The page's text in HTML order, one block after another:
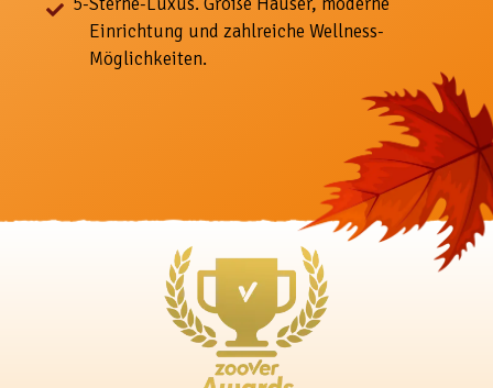
Einrichtung und zahlreiche Wellness-
Möglichkeiten.